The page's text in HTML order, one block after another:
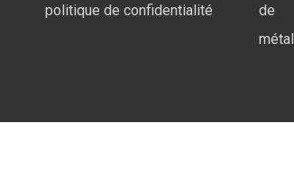
politique de confidentialité
de
métal